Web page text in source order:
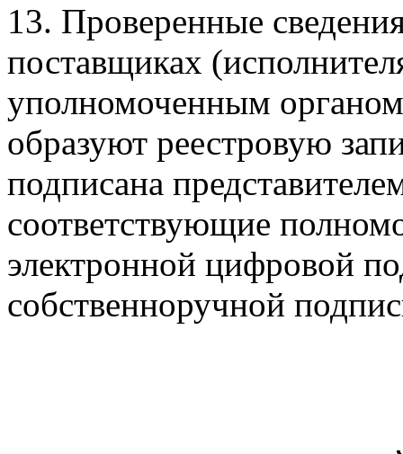
13. Проверенные
поставщиках
уполномоченным
образуют реестровую
подписана
соответствующие
электронной цифровой
собственноручной